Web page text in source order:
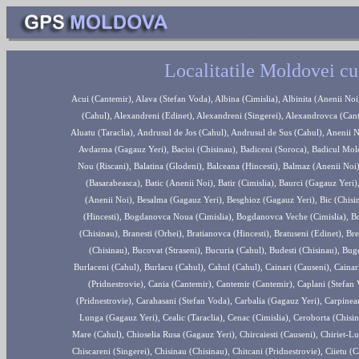
Localitatile Moldovei
Acui (Cantemir), Alava (Stefan Voda), Albina (Cimislia), Albinita (Anenii Noi), Albota de Jos (Taraclia), Albota de Sus (Taraclia), Alexanderfeld (Cahul), Alexandreni (Edinet), Alexandreni (Singerei), Alexandrovca (Cantemir), Alexandru Ioan Cuza (Cahul), Alexeevca (Gagauz Yeri), Aluatu (Taraclia), Andrusul de Jos (Cahul), Andrusul de Sus (Cahul), Anenii Noi (Anenii Noi), Antonesti (Stefan Voda), Artimonovca (Cimislia), Avdarma (Gagauz Yeri), Bacioi (Chisinau), Badiceni (Soroca), Badicul Moldovenesc (Cahul), Baimaclia (Cantemir), Baius (Leova), Balanul Nou (Riscani), Balatina (Glodeni), Balceana (Hincesti), Balmaz (Anenii Noi), Baltata (Criuleni), Balti (Balti), Bardar (Ialoveni), Basarabeasca (Basarabeasca), Batic (Anenii Noi), Batir (Cimislia), Baurci (Gagauz Yeri), Baurci Moldoveni (Cahul), Bender (Pridnestrovie), Beriozchi (Anenii Noi), Besalma (Gagauz Yeri), Besghioz (Gagauz Yeri), Bic (Chisinau), Biruinta (Singerei), Blijnii Hutor (Pridnestrovie), Bobeica (Hincesti), Bogdanovca Noua (Cimislia), Bogdanovca Veche (Cimislia), Boghiceni (Hincesti), Borceag (Cahul), Bozieni (Hincesti), Braila (Chisinau), Branesti (Orhei), Bratianovca (Hincesti), Bratuseni (Edinet), Brezoaia (Stefan Voda), Briceni (Briceni), Brinza (Cahul), Bubuieci (Chisinau), Bucovat (Straseni), Bucuria (Cahul), Budesti (Chisinau), Bugeac (Gagauz Yeri), Bulboaca (Anenii Noi), Buneti (Chisinau), Burlaceni (Cahul), Burlacu (Cahul), Cahul (Cahul), Cainari (Causeni), Cainari SCF (Causeni), Cairaclia (Taraclia), Calarasi (Calarasi), Camenca (Pridnestrovie), Cania (Cantemir), Cantemir (Cantemir), Caplani (Stefan Voda), Capriana (Straseni), Carabiber (Basarabeasca), Caragas (Pridnestrovie), Carahasani (Stefan Voda), Carbalia (Gagauz Yeri), Carpineanca (Hincesti), Causeni (Causeni), Cazaclia (Gagauz Yeri), Ceadir Lunga (Gagauz Yeri), Cealic (Taraclia), Cenac (Cimislia), Ceroborta (Chisinau), Cheltuitori (Chisinau), Chetrosica Veche (Edinet), Chioselia Mare (Cahul), Chioselia Rusa (Gagauz Yeri), Chircaiesti (Causeni), Chiriet-Lunga (Gagauz Yeri), Chirilovca (Taraclia), Chirsova (Gagauz Yeri), Chiscareni (Singerei), Chisinau (Chisinau), Chitcani (Pridnestrovie), Ciietu (Cantemir), Cimislia (Cimislia), Ciobanovca (Anenii Noi), Cioburciu (Stefan Voda), Cioc Maidan (Gagauz Yeri), Ciorescu (Chisinau), Ciorna (Rezina), Cirnatenii Noi (Causeni), Cislita Prut (Cahul), Cismea (Orhei), Cismichioi (Gagauz Yeri), Ciuciuleni (Hincesti), Ciumai (Taraclia), Cocieri (Dubasari), Cociulia Noua (Leova), Codru (Chisinau), Cojusna (Straseni), Colibasi (Cahul), Colonita (Chisinau), Comrat (Gagauz Yeri), Condrita (Chisinau), Congaz (Gagauz Yeri), Congazcicul de Jos (Gagauz Yeri), Congazcicul de Sus (Gagauz Yeri), Constantinovca (Causeni), Copaceni (Singerei), Copanca (Causeni), Copceac (Gagauz Yeri), Corlateni (Riscani), Cornesti, oras (Ungheni), Coroliovca (Hincesti), Corotna (Pridnestrovie), Corpaci (Edinet), Corten (Taraclia), Cortenul Nou (Taraclia), Cosauti (Soroca), Coscalia (Causeni), Cosnita (Dubasari), Costesti (Ialoveni), Costesti [vama] (Riscani), Cotihana (Cahul), Cotova (Drochia), Cotovscoe (Gagauz Yeri), Crasnaia Gorca (Pridnestrovie), Crasnoe, Slob. (Pridnestrovie), Cretoaia (Anenii Noi), Cricova (Chisinau), Crihana Veche (Cahul), Criuleni (Criuleni), Cruzesti (Chisinau), Cucoara (Cahul), Cupcini (Edinet), Cuporani (Leova), Curesnita Noua (Soroca), Dahnovici (Hincesti), Danceni (Ialoveni), Danu (Glodeni), Darcauti (Soroca), Delacau (Pridnestrovie), Dezghingea (Gagauz Yeri), Dimitrova (Cantemir), Dimitrovca (Cimislia), Dnestrovsc (Pridnestrovie), Dobrogea (Chisinau), Doina (Cahul), Donduseni (Donduseni), Draguseni (Hincesti), Dragusenii Noi (Hincesti), Drochia (Drochia), Dubasari (Pridnestrovie), Dubasarii Vechi (Criuleni), Dubna (Soroca), Dubovca (Hincesti), Dudulesti (Gagauz Yeri), Dumbrava (Chisinau), Durlesti (Chisinau), Dumbraveni (Soroca), Edinet (Edinet), Egoreni (Soroca), Elizaveta (Balti), Etulia (Gagauz Yeri), Etulia Noua (Gagauz Yeri), Etulia SCF (Gagauz Yeri), Falesti (Falesti), Fauresti (Chisinau), Ferapontievca (Gagauz Yeri), Fetita (Cimislia), Firladeni (Hincesti), Firladenii Noi (Causeni), Floreni (Anenii Noi), Floresti (Anenii Noi), Floresti (Floresti), Florica (Causeni), Frumusica (Cahul), Frumusica (Chisinau), Frunza (Ocnita), Gaidar (Gagauz Yeri), Gavanoasa (Cahul), Geamana (Anenii Noi), Ghidighici (Chisinau), Ghindesti (Floresti), Gisca (Pridnestrovie), Giurgiulesti (Cahul), Glodeni (Glodeni), Goian (Chisinau), Goianul Nou (Chisinau), Gordinesti (Edinet), Gradinita (Causeni), Gradiste (Cimislia), Gratiesti (Chisinau), Greceni (Cahul), Grigorauca (Singerei), Grigorauca (Soroca), Grigorievca (Causeni), Grigoriopol (Pridnestrovie), Gura Galbenei (Cimislia), Hagimus (Causeni), Hanaseni (Cantemir), Heciul Vechi (Singerei), Hijdieni (Glodeni), Hincesti (Hincesti), Hirbovatul Nou (Anenii Noi), Hirtop (Cantemir), Hirtop (Leova), Hlinaia (Edinet), Hlinaia, Slob. (Pridnestrovie), Holercani (Dubasari), Horjesti (Hincesti), Horodca (Hincesti), Hulboaca (Chisinau), Huluboaia (Cahul), Hutulu